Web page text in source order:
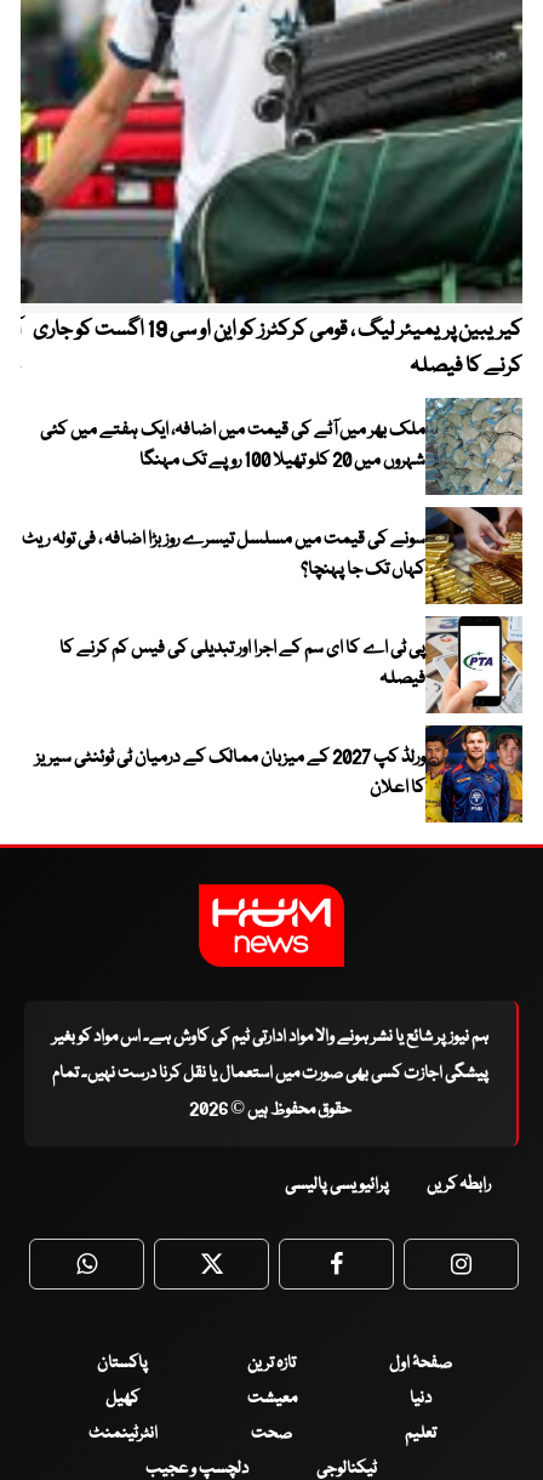
کیریبین پریمیئر لیگ ، قومی کرکٹرز کو این او سی 19 اگست کو جاری
کرنے کا فیصلہ
ملک بھر میں آٹے کی قیمت میں اضافہ، ایک ہفتے میں کئی
شہروں میں 20 کلو تھیلا 100 روپے تک مہنگا
سونے کی قیمت میں مسلسل تیسرے روز بڑا اضافہ ، فی تولہ ریٹ
کہاں تک جا پہنچا؟
پی ٹی اے کا ای سم کے اجرا اور تبدیلی کی فیس کم کرنے کا
فیصلہ
ورلڈ کپ 2027 کے میزبان ممالک کے درمیان ٹی ٹوئنٹی سیریز
کا اعلان
ہم نیوز پر شائع یا نشر ہونے والا مواد ادارتی ٹیم کی کاوش ہے۔ اس مواد کو بغیر
پیشگی اجازت کسی بھی صورت میں استعمال یا نقل کرنا درست نہیں۔ تمام
حقوق محفوظ ہیں © 2026
رابطہ کریں پرائیویسی پالیسی
WhatsApp Twitter Facebook
صفحۂ اول تازہ ترین
پاکستان
دنیا
معیشت
کھیل
تعلیم
صحت
انٹرٹینمنٹ
ٹیکنالوجی
دلچسپ و عجیب